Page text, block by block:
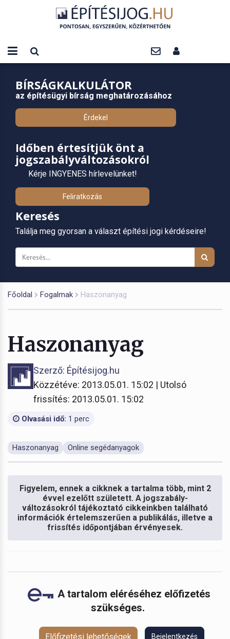
BÍRSÁGKALKULÁTOR
az építésügyi bírság meghatározásához
Érdekel
Időben értesítjük önt a
jogszabályváltozásokról
Kérje INGYENES hírlevelünket!
Feliratkozás
Keresés
Találja meg gyorsan a választ építési jogi kérdéseire!
Főoldal Fogalmak Haszonanyag
Haszonanyag
Szerző: Építésijog.hu
Közzétéve: 2013.05.01. 15:02 | Utolsó
frissítés: 2013.05.01. 15:02
Olvasási idő: 1 perc
Haszonanyag Online segédanyagok
Figyelem, ennek a cikknek a tartalma több, mint 2
évvel ezelőtt született. A jogszabály-
változásokról tájékoztató cikkeinkben található
információk értelemszerűen a publikálás, illetve a
frissítés időpontjában érvényesek.
A tartalom eléréséhez előfizetés
szükséges.
Előfizetési lehetőségek Bejelentkezés